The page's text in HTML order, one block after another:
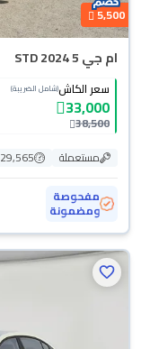
5,500
ام جي 5 STD 2024
سعر الكاش(شامل الضريبة)
33,000
38,500
مستعملة 29,565 كم
مفحوصة
ومضمونة